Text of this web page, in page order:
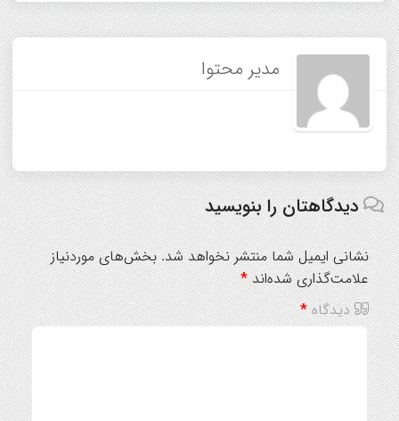
مدیر محتوا
دیدگاهتان را بنویسید
نشانی ایمیل شما منتشر نخواهد شد. بخش‌های موردنیاز
علامت‌گذاری شده‌اند*
دیدگاه*